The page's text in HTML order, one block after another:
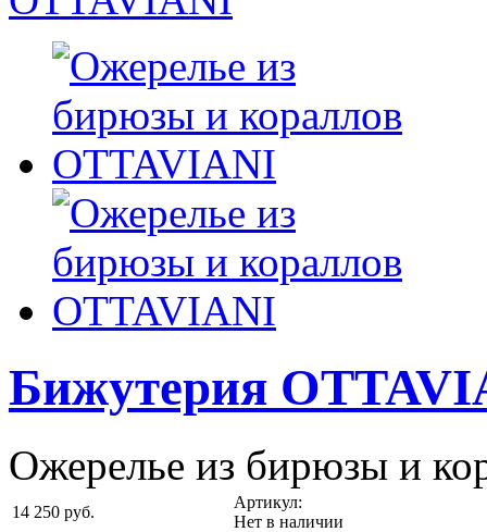
Бижутерия
Ожерелье из бирюзы и
14 250 руб.
Артикул:
Нет в наличии